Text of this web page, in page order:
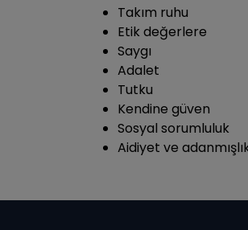
Takım ruhu
Etik değerlere
Saygı
Adalet
Tutku
Kendine güven
Sosyal sorumluluk
Aidiyet ve